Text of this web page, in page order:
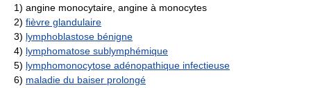
1) angine monocytaire, angine à monocytes
2) fièvre glandulaire
3) lymphoblastose bénigne
4) lymphomatose sublymphémique
5) lymphomonocytose adénopathique infectieuse
6) maladie du baiser prolongé